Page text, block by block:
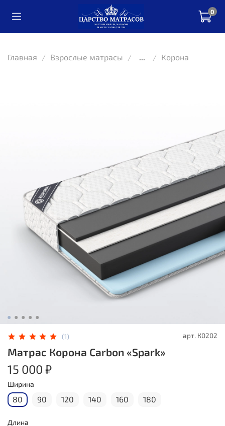
0
Главная Взрослые матрасы ... Корона
(1) арт. К0202
Матрас Корона Carbon «Spark»
15 000 ₽
Ширина
80 90 120 140 160 180
Длина